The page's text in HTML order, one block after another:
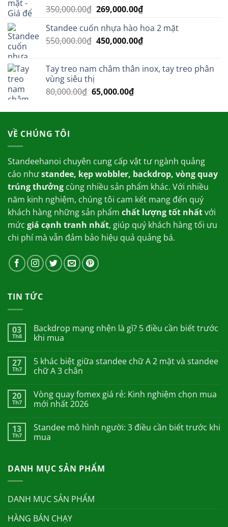
Được xếp
5 sao
350,000.00₫ Giá
là:
350,000.00₫.
269,000.00₫Giá
tại
là:
Standee cuốn nhựa hào hoa 2 mặt
550,000.00₫ Giá
550,000.00₫.
450,000.00₫Giá
là:
Tay treo nam châm thân inox, tay treo phân
vùng siêu thị
80,000.00₫ Giá
là:
65,000.00₫Giá
tại
VỀ CHÚNG TÔI
Standeehanoi chuyên cung cấp vật tư ngành quảng
cáo nhưstandee, kẹp wobbler, backdrop, vòng quay
trúng thưởng cùng nhiều sản phẩm khác. Với nhiều
năm kinh nghiệm, chúng tôi cam kết mang đến quý
khách hàng những sản phẩm chất lượng tốt nhấtvới
mức giá cạnh tranh nhất, giúp quý khách hàng tối ưu
chi phí mà vẫn đảm bảo hiệu quả quảng bá.
TIN TỨC
03
Th8
Backdrop mạng nhện là gì? 5 điều cần biết trước
khi mua
27
Th7
5 khác biệt giữa standee chữ A 2 mặt và standee
chữ A 3 chân
20
Th7
Vòng quay fomex giá rẻ: Kinh nghiệm chọn mua
mới nhất 2026
13
Th7
Standee mô hình người: 3 điều cần biết trước khi
mua
DANH MỤC SẢN PHẨM
DANH MỤC SẢN PHẨM
HÀNG BÁN CHẠY